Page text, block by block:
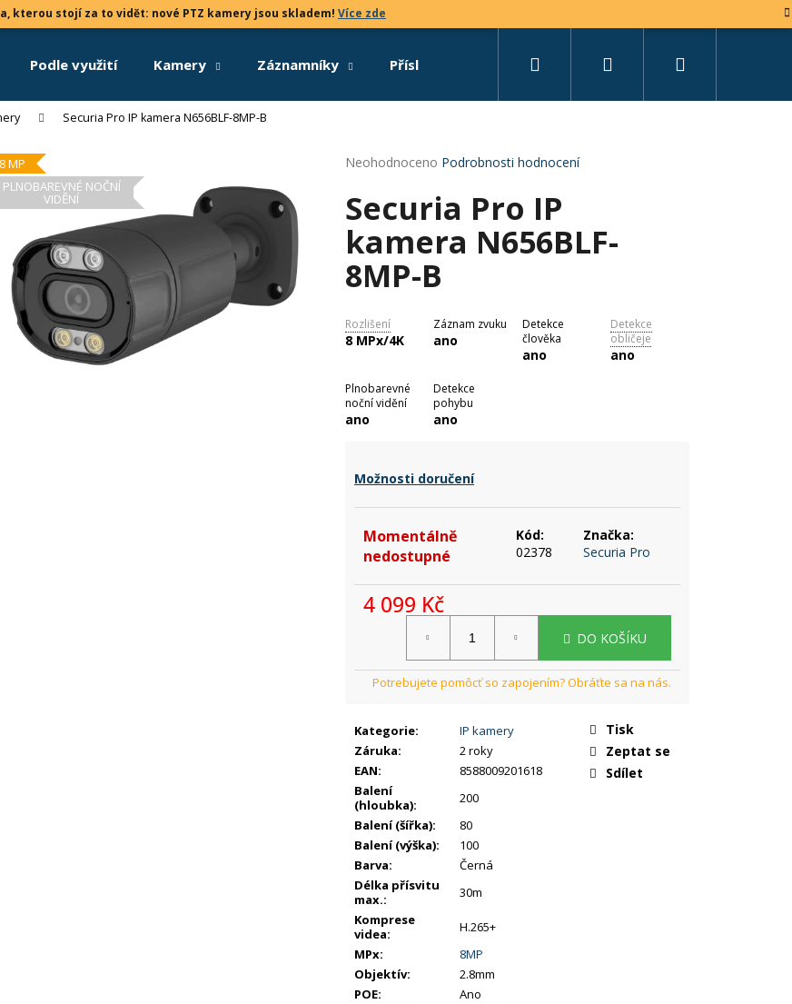
kterou stojí za to vidět: nové PTZ kamery jsou skladem! Více zde
Podle využití Kamery Záznamníky Příslušenství Set na míru Přihlášení
Securia Pro IP kamera N656BLF-8MP-B
Průměrné
produktu
je
0,0
5
hvězdiček.
Neohodnoceno Podrobnosti hodnocení
Securia Pro IP
kamera N656BLF-
8MP-B
Rozlišení
8 MPx/4K
Záznam zvuku
ano
Detekce
člověka
ano
Detekce
obličeje
ano
Plnobarevné
noční vidění
ano
Detekce
pohybu
ano
Možnosti doručení
Momentálně
nedostupné
Kód:
02378
Značka:
Securia Pro
4 099 Kč
DO KOŠÍKU
Kategorie:
IP kamery
Záruka:
2 roky
EAN:
8588009201618
Balení
(hloubka):
200
Balení (šířka):
80
Balení (výška):
100
Barva:
Černá
Délka přísvitu
max.:
30m
Komprese
videa:
H.265+
MPx:
8MP
Objektív:
2.8mm
POE:
Ano
Tisk
Zeptat se
Sdílet
8 MP
PLNOBAREVNÉ NOČNÍ
VIDĚNÍ
potřebujete najít?
Doporučujeme